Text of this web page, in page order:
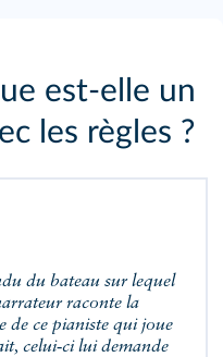
est‑elle un
les règles ?
du bateau sur lequel
raconte la
de ce pianiste qui joue
celui‑ci lui demande